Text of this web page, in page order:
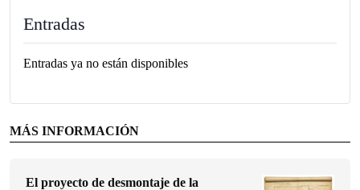
Entradas
Entradas ya no están disponibles
MÁS INFORMACIÓN
El proyecto de desmontaje de la